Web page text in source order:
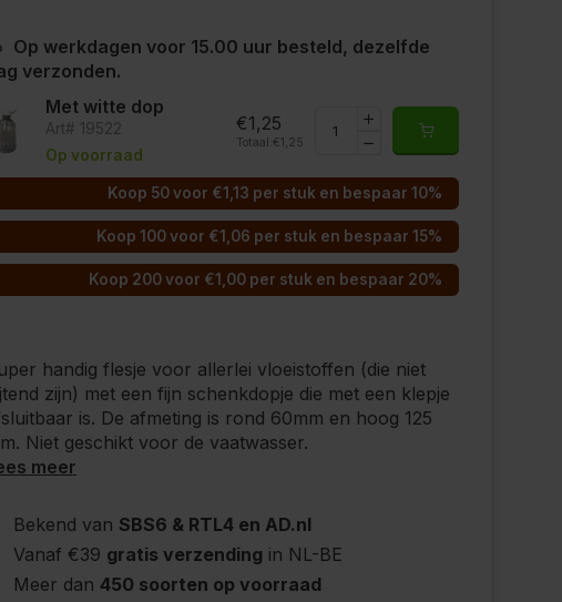
Op werkdagen voor 15.00 uur besteld, dezelfde
verzonden.
Met witte dop
Art# 19522
Op voorraad
€1,25
Totaal: €1,25
Koop 50 voor €1,13 per stuk en bespaar 10%
Koop 100 voor €1,06 per stuk en bespaar 15%
Koop 200 voor €1,00 per stuk en bespaar 20%
handig flesje voor allerlei vloeistoffen (die niet
zijn) met een fijn schenkdopje die met een klepje
is. De afmeting is rond 60mm en hoog 125
Niet geschikt voor de vaatwasser.
meer
Bekend van SBS6 & RTL4 en AD.nl
Vanaf €39 gratis verzending in NL-BE
Meer dan 450 soorten op voorraad